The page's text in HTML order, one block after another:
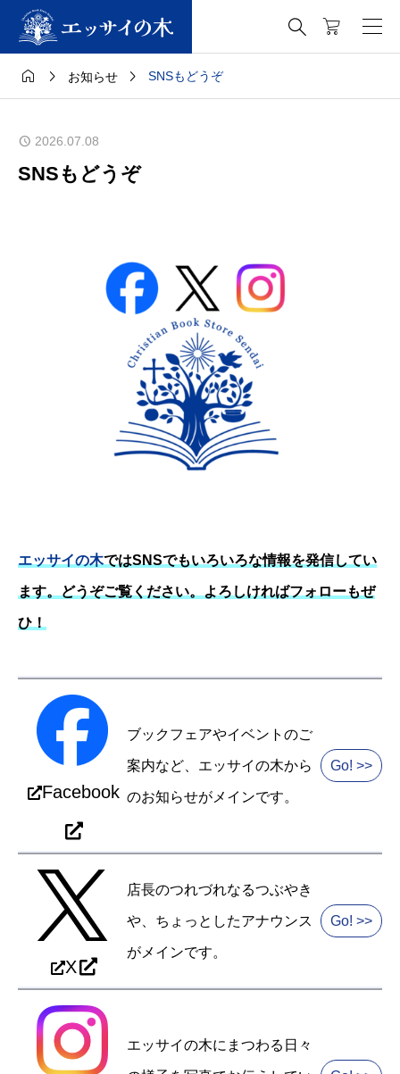

  お知らせ  SNSもどうぞ
2026.07.08
SNSもどうぞ
エッサイの木ではSNSでもいろいろな情報を発信してい
ます。どうぞご覧ください。よろしければフォローもぜ
ひ！
Facebook
ブックフェアやイベントのご
案内など、エッサイの木から
のお知らせがメインです。
Go! >>
X
店長のつれづれなるつぶやき
や、ちょっとしたアナウンス
がメインです。
Go! >>
エッサイの木にまつわる日々